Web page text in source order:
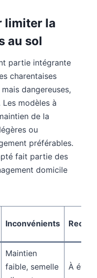
limiter la
au sol
partie intégrante
charentaises
dangereuses,
modèles à
de la
ou
préférables.
fait partie des
domicile
Inconvénients
Maintien
faible, semelle
À éviter